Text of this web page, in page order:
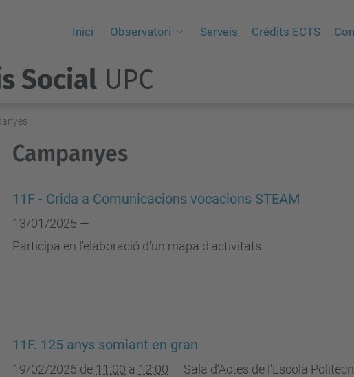
Inici Observatori Serveis Crèdits ECTS
SocialUPC
Campanyes
11F - Crida a Comunicacions vocacions STEAM
13/01/2025 —
Participa en l'elaboració d'un mapa d'activitats.
11F. 125 anys somiant en gran
19/02/2026 de 11:00 a 12:00 — Sala d’Actes de l’Escola